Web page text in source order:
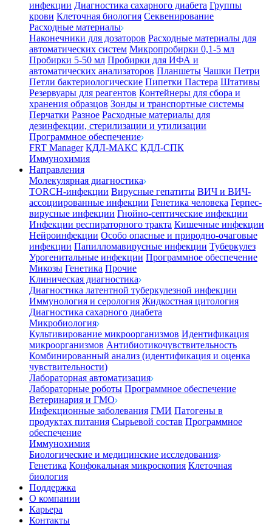
инфекции Диагностика сахарного диабета Группы
крови Клеточная биология Секвенирование
Расходные материалы
Наконечники для дозаторов Расходные материалы для
автоматических систем Микропробирки 0,1-5 мл
Пробирки 5-50 мл Пробирки для ИФА и
автоматических анализаторов Планшеты Чашки Петри
Петли бактериологические Пипетки Пастера Штативы
Резервуары для реагентов Контейнеры для сбора и
хранения образцов Зонды и транспортные системы
Перчатки Разное Расходные материалы для
дезинфекции, стерилизации и утилизации
Программное обеспечение
FRT Manager КДЛ-МАКС КДЛ-СПК
Иммунохимия
Направления
Молекулярная диагностика
TORCH-инфекции Вирусные гепатиты ВИЧ и ВИЧ-
ассоциированные инфекции Генетика человека Герпес-
вирусные инфекции Гнойно-септические инфекции
Инфекции респираторного тракта Кишечные инфекции
Нейроинфекции Особо опасные и природно-очаговые
инфекции Папилломавирусные инфекции Туберкулез
Урогенитальные инфекции Программное обеспечение
Микозы Генетика Прочие
Клиническая диагностика
Диагностика латентной туберкулезной инфекции
Иммунология и серология Жидкостная цитология
Диагностика сахарного диабета
Микробиология
Культивирование микроорганизмов Идентификация
микроорганизмов Антибиотикочувствительность
Комбинированный анализ (идентификация и оценка
чувствительности)
Лабораторная автоматизация
Лабораторные роботы Программное обеспечение
Ветеринария и ГМО
Инфекционные заболевания ГМИ Патогены в
продуктах питания Сырьевой состав Программное
обеспечение
Иммунохимия
Биологические и медицинские исследования
Генетика Конфокальная микроскопия Клеточная
биология
Поддержка
О компании
Карьера
Контакты